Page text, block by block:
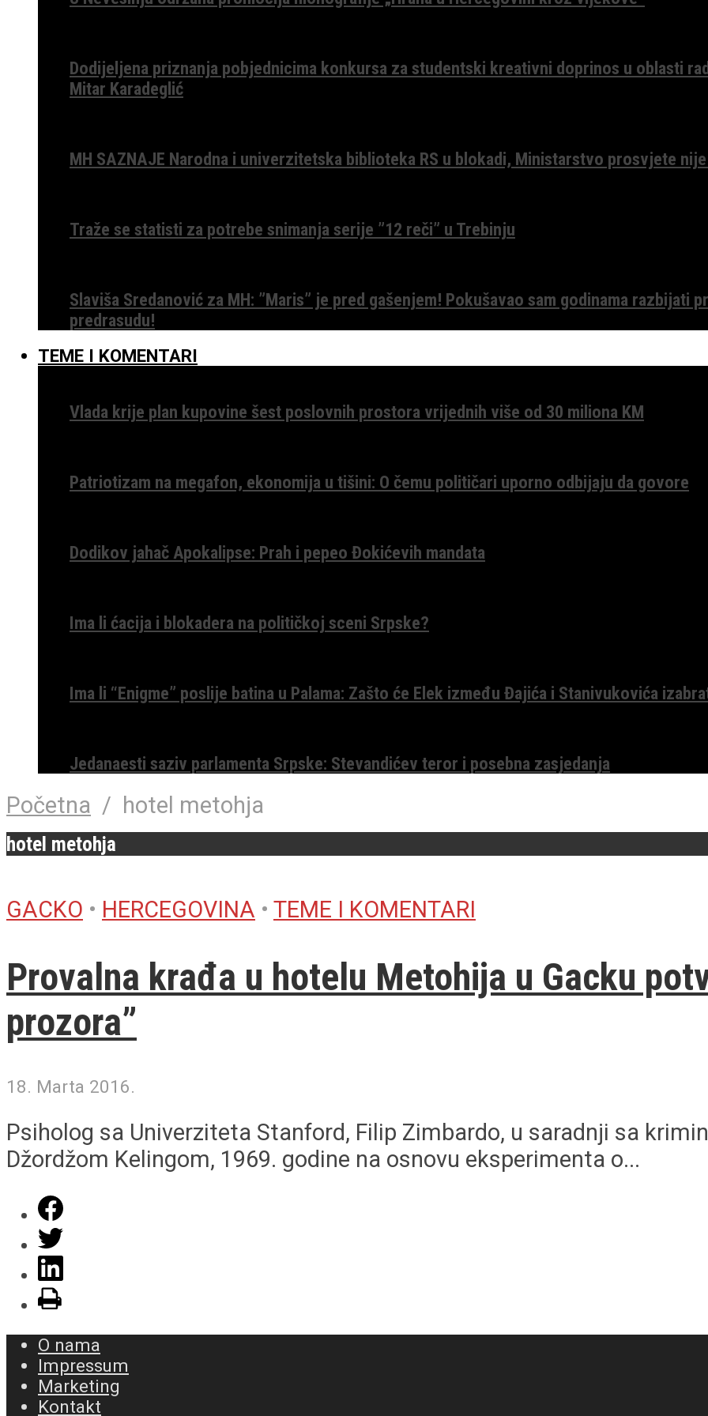
Dodijeljena priznanja pobjednicima konkursa za studentski kreativni doprinos u oblasti
Mitar Karadeglić
MH SAZNAJE Narodna i univerzitetska biblioteka RS u blokadi, Ministarstvo prosvjete nije
Traže se statisti za potrebe snimanja serije ”12 reči” u Trebinju
Slaviša Sredanović za MH: ”Maris” je pred gašenjem! Pokušavao sam godinama razbijati
predrasudu!
TEME I KOMENTARI
Vlada krije plan kupovine šest poslovnih prostora vrijednih više od 30 miliona KM
Patriotizam na megafon, ekonomija u tišini: O čemu političari uporno odbijaju da govore
Dodikov jahač Apokalipse: Prah i pepeo Đokićevih mandata
Ima li ćacija i blokadera na političkoj sceni Srpske?
Ima li “Enigme” poslije batina u Palama: Zašto će Elek između Đajića i Stanivukovića
Jedanaesti saziv parlamenta Srpske: Stevandićev teror i posebna zasjedanja
Početna / hotel metohja
hotel metohja
GACKO • HERCEGOVINA • TEME I KOMENTARI
Provalna krađa u hotelu Metohija u Gacku
prozora”
18. Marta 2016.
Psiholog sa Univerziteta Stanford, Filip Zimbardo, u saradnji sa
Džordžom Kelingom, 1969. godine na osnovu eksperimenta o...
O nama
Impressum
Marketing
Kontakt